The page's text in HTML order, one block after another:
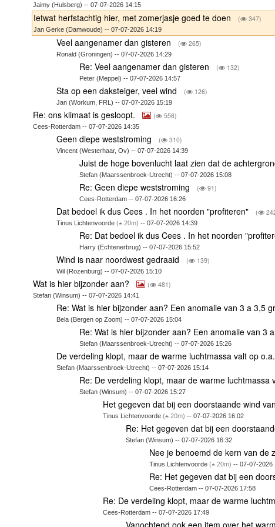
Jaimy (Hulsberg) -- 07-07-2026 14:15
Ietwat herfstachtig hier, met zomerjasje goed te doen ( 347)
Jan Gerke (Damwoude) -- 07-07-2026 14:19
Veel aangenamer dan gisteren ( 265)
Ronald (Groningen) -- 07-07-2026 14:29
Re: Veel aangenamer dan gisteren ( 132)
Peter (Meppel) -- 07-07-2026 14:57
Sta op een daksteiger, veel wind ( 126)
Jan (Workum, FRL) -- 07-07-2026 15:19
Re: ons klimaat is gesloopt. ( 556)
Cees-Rotterdam -- 07-07-2026 14:35
Geen diepe weststroming ( 310)
Vincent (Westerhaar, Ov) -- 07-07-2026 14:39
Juist de hoge bovenlucht laat zien dat de
Stefan (Maarssenbroek-Utrecht) -- 07-07-2026 15:08
Re: Geen diepe weststroming ( 91)
Cees-Rotterdam -- 07-07-2026 16:26
Dat bedoel ik dus Cees . In het noorden "profiteren" (
Tinus Lichtenvoorde ( 20m) -- 07-07-2026 14:39
Re: Dat bedoel ik dus Cees . In het noorden
Harry (Echtenerbrug) -- 07-07-2026 15:52
Wind is naar noordwest gedraaid ( 139)
Wil (Rozenburg) -- 07-07-2026 15:10
Wat is hier bijzonder aan? ( 481)
Stefan (Winsum) -- 07-07-2026 14:41
Re: Wat is hier bijzonder aan? Een anomalie van 3 a 3,5
Bela (Bergen op Zoom) -- 07-07-2026 15:04
Re: Wat is hier bijzonder aan? Een anomalie van 3
Stefan (Maarssenbroek-Utrecht) -- 07-07-2026 15:26
De verdeling klopt, maar de warme luchtmassa valt op
Stefan (Maarssenbroek-Utrecht) -- 07-07-2026 15:14
Re: De verdeling klopt, maar de warme luchtmassa
Stefan (Winsum) -- 07-07-2026 15:27
Het gegeven dat bij een doorstaande wind
Tinus Lichtenvoorde ( 20m) -- 07-07-2026 16:02
Re: Het gegeven dat bij een
Stefan (Winsum) -- 07-07-2026 16:32
Nee je benoemd de kern van de
Tinus Lichtenvoorde ( 20m) -- 07-07-2026
Re: Het gegeven dat bij een
Cees-Rotterdam -- 07-07-2026 17:58
Re: De verdeling klopt, maar de warme
Cees-Rotterdam -- 07-07-2026 17:49